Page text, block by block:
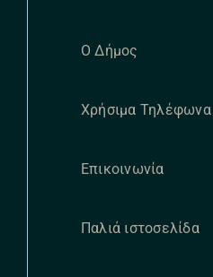
Ο Δήμος
Χρήσιμα Τηλέφωνα
Επικοινωνία
Παλιά ιστοσελίδα